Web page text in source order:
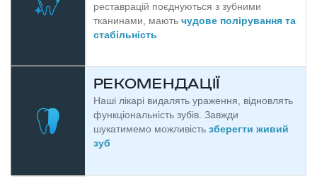
реставрацій поєднуються з зубними
тканинами, мають чудове полірування та
стабільність
РЕКОМЕНДАЦІЇ
Наші лікарі видалять ураження, відновлять
функціональність зубів. Завжди
шукатимемо можливість зберегти живий
зуб